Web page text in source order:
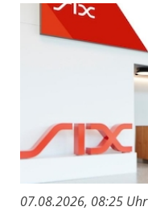
07.08.2026, 08:25 Uhr